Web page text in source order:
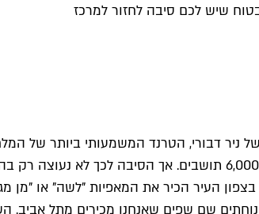
העיר הכיר את המאפיות "לשה" או "מן